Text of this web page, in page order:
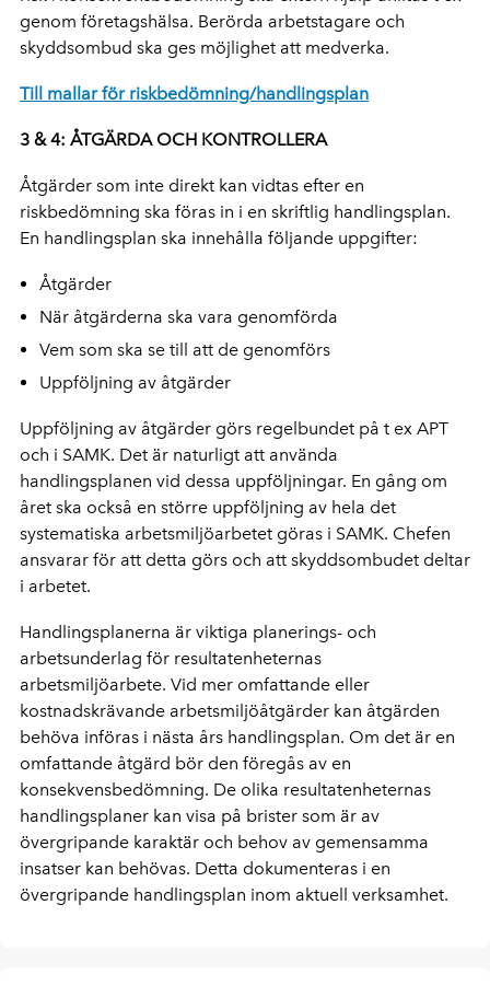
genom företagshälsa. Berörda arbetstagare och
skyddsombud ska ges möjlighet att medverka.
Till mallar för riskbedömning/handlingsplan
3 & 4: ÅTGÄRDA OCH KONTROLLERA
Åtgärder som inte direkt kan vidtas efter en
riskbedömning ska föras in i en skriftlig handlingsplan.
En handlingsplan ska innehålla följande uppgifter:
Åtgärder
När åtgärderna ska vara genomförda
Vem som ska se till att de genomförs
Uppföljning av åtgärder
Uppföljning av åtgärder görs regelbundet på t ex APT
och i SAMK. Det är naturligt att använda
handlingsplanen vid dessa uppföljningar. En gång om
året ska också en större uppföljning av hela det
systematiska arbetsmiljöarbetet göras i SAMK. Chefen
ansvarar för att detta görs och att skyddsombudet deltar
i arbetet.
Handlingsplanerna är viktiga planerings- och
arbetsunderlag för resultatenheternas
arbetsmiljöarbete. Vid mer omfattande eller
kostnadskrävande arbetsmiljöåtgärder kan åtgärden
behöva införas i nästa års handlingsplan. Om det är en
omfattande åtgärd bör den föregås av en
konsekvensbedömning. De olika resultatenheternas
handlingsplaner kan visa på brister som är av
övergripande karaktär och behov av gemensamma
insatser kan behövas. Detta dokumenteras i en
övergripande handlingsplan inom aktuell verksamhet.